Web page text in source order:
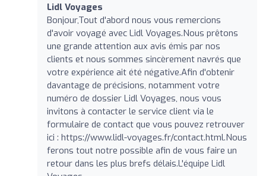
Lidl Voyages
Bonjour,Tout d'abord nous vous remercions
d'avoir voyagé avec Lidl Voyages.Nous prêtons
une grande attention aux avis émis par nos
clients et nous sommes sincèrement navrés que
votre expérience ait été négative.Afin d'obtenir
davantage de précisions, notamment votre
numéro de dossier Lidl Voyages, nous vous
invitons à contacter le service client via le
formulaire de contact que vous pouvez retrouver
ici : https://www.lidl-voyages.fr/contact.html.Nous
ferons tout notre possible afin de vous faire un
retour dans les plus brefs délais.L'équipe Lidl